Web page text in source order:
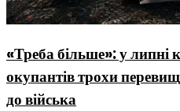
«Треба більше»: у липні
окупантів трохи
до війська